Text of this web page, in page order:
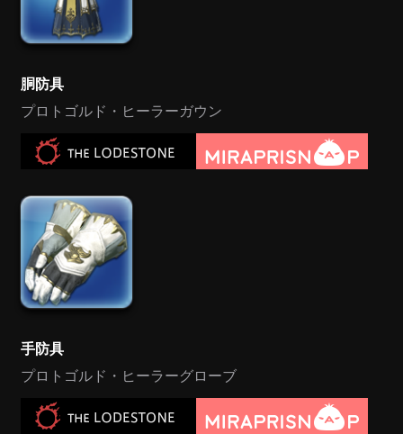
胴防具
プロトゴルド・ヒーラーガウン
手防具
プロトゴルド・ヒーラーグローブ